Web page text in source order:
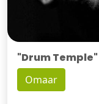
"Drum
Omaar